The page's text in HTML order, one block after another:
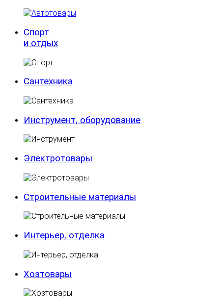
Спорт
и отдых
Сантехника
Инструмент, оборудование
Электротовары
Строительные материалы
Интерьер, отделка
Хозтовары